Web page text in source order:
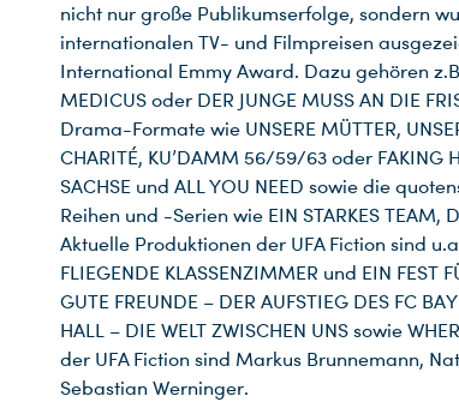
nicht nur große Publikumserfolge, sondern
internationalen TV- und Filmpreisen
International Emmy Award. Dazu gehören
MEDICUS oder DER JUNGE MUSS AN DIE
Drama-Formate wie UNSERE MÜTTER,
CHARITÉ, KU’DAMM 56/59/63 oder FAKING
SACHSE und ALL YOU NEED sowie die
Reihen und -Serien wie EIN STARKES TEAM,
Aktuelle Produktionen der UFA Fiction sind
FLIEGENDE KLASSENZIMMER und EIN FEST
GUTE FREUNDE – DER AUFSTIEG DES FC
HALL – DIE WELT ZWISCHEN UNS sowie
der UFA Fiction sind Markus Brunnemann,
Sebastian Werninger.